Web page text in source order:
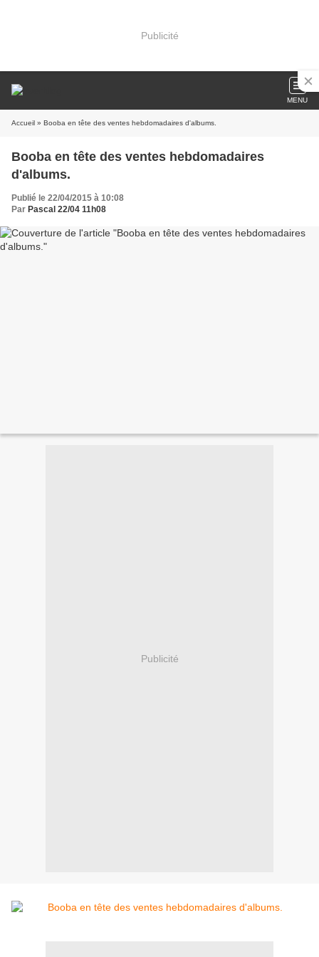
Publicité
MENU
Accueil » Booba en tête des ventes hebdomadaires d'albums.
Booba en tête des ventes hebdomadaires
d'albums.
Publié le 22/04/2015 à 10:08
Par Pascal 22/04 11h08
Publicité